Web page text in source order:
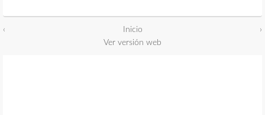
‹ ›
Inicio
Ver versión web